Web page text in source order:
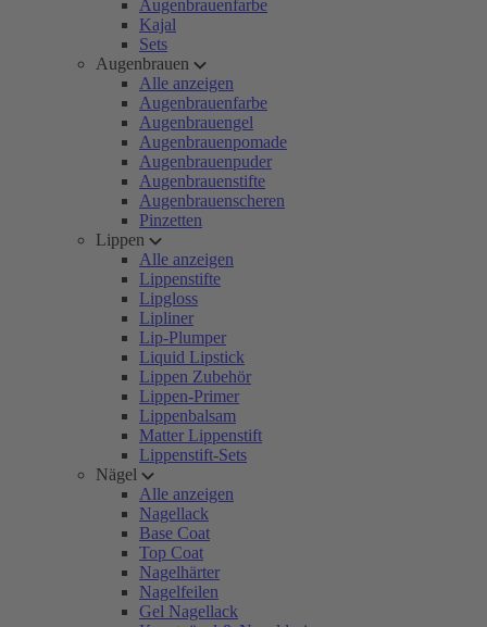
Augenbrauenfarbe
Kajal
Sets
Augenbrauen
Alle anzeigen
Augenbrauenfarbe
Augenbrauengel
Augenbrauenpomade
Augenbrauenpuder
Augenbrauenstifte
Augenbrauenscheren
Pinzetten
Lippen
Alle anzeigen
Lippenstifte
Lipgloss
Lipliner
Lip-Plumper
Liquid Lipstick
Lippen Zubehör
Lippen-Primer
Lippenbalsam
Matter Lippenstift
Lippenstift-Sets
Nägel
Alle anzeigen
Nagellack
Base Coat
Top Coat
Nagelhärter
Nagelfeilen
Gel Nagellack